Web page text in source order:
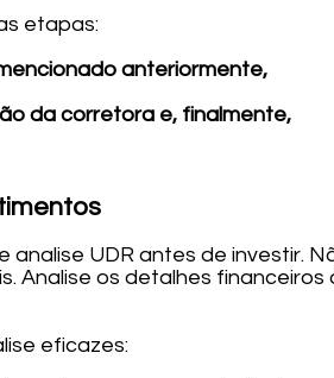
etapas:
anteriormente,
da corretora e, finalmente,
UDR antes de investir.
Analise os detalhes
eficazes: